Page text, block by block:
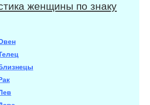
женщины по знаку